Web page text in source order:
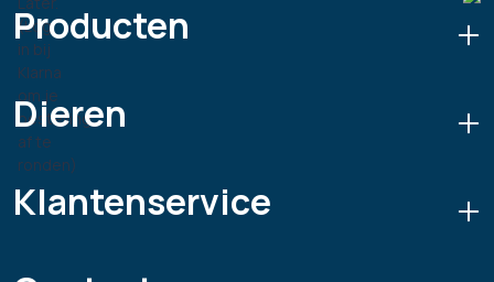
Producten
Dieren
Klantenservice